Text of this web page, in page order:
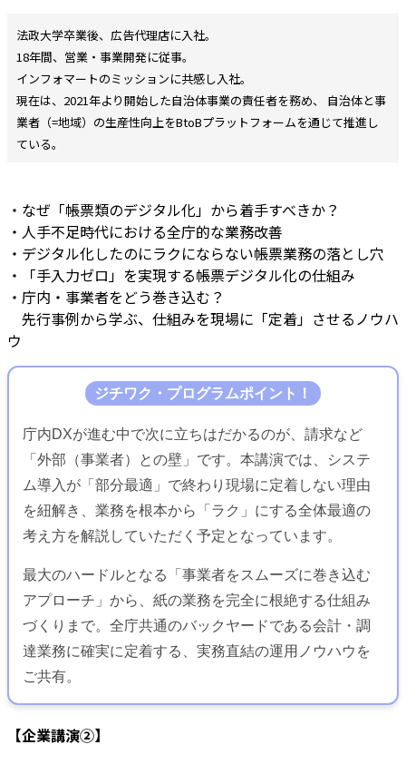
法政大学卒業後、広告代理店に入社。
18年間、営業・事業開発に従事。
インフォマートのミッションに共感し入社。
現在は、2021年より開始した自治体事業の責任者を務め、 自治体と事
業者（=地域）の生産性向上をBtoBプラットフォームを通じて推進し
ている。
・なぜ「帳票類のデジタル化」から着手すべきか？
・人手不足時代における全庁的な業務改善
・デジタル化したのにラクにならない帳票業務の落とし穴
・「手入力ゼロ」を実現する帳票デジタル化の仕組み
・庁内・事業者をどう巻き込む？
先行事例から学ぶ、仕組みを現場に「定着」させるノウハ
ウ
ジチワク・プログラムポイント！
庁内DXが進む中で次に立ちはだかるのが、請求など
「外部（事業者）との壁」です。本講演では、システ
ム導入が「部分最適」で終わり現場に定着しない理由
を紐解き、業務を根本から「ラク」にする全体最適の
考え方を解説していただく予定となっています。
最大のハードルとなる「事業者をスムーズに巻き込む
アプローチ」から、紙の業務を完全に根絶する仕組み
づくりまで。全庁共通のバックヤードである会計・調
達業務に確実に定着する、実務直結の運用ノウハウを
ご共有。
【企業講演②】